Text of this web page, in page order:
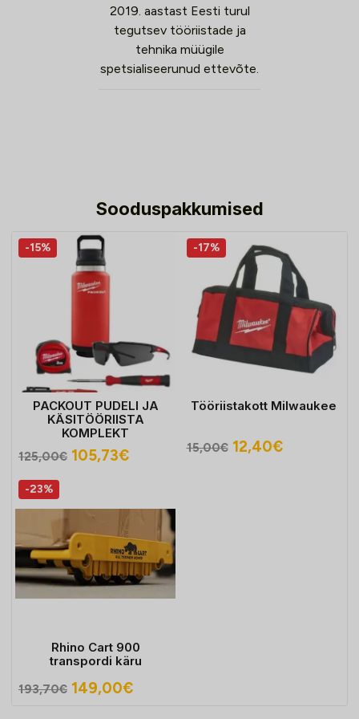
2019. aastast Eesti turul
tegutsev tööriistade ja
tehnika müügile
spetsialiseerunud ettevõte.
Sooduspakkumised
-15%
PACKOUT PUDELI JA
KÄSITÖÖRIISTA
KOMPLEKT
125,00€ Algne
125,00€.
105,73€Praegune
105,73€.
-17%
Tööriistakott Milwaukee
15,00€ Algne
12,40€Praegune
-23%
Rhino Cart 900
transpordi käru
193,70€ Algne
149,00€Praegune